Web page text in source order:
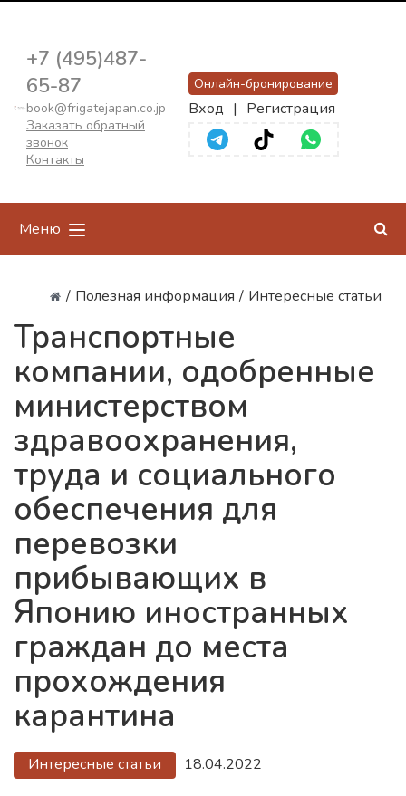
+7 (495)487-
65-87
book@frigatejapan.co.jp
Заказать обратный
звонок
Контакты
Онлайн-бронирование
Вход | Регистрация
Меню
/ Полезная информация / Интересные статьи
Транспортные
компании, одобренные
министерством
здравоохранения,
труда и социального
обеспечения для
перевозки
прибывающих в
Японию иностранных
граждан до места
прохождения
карантина
Интересные статьи 18.04.2022